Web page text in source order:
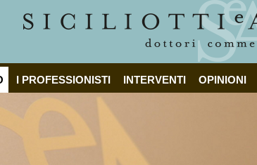
I PROFESSIONISTI INTERVENTI OPINIONI